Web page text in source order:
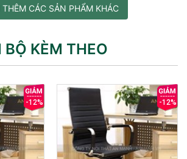
THÊM CÁC SẢN PHẨM KHÁC
KÈM THEO
-12% -12%